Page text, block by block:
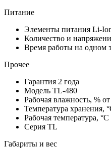
Питание
Элементы питания Li-
Количество и
Время работы на одном
Прочее
Гарантия 2 года
Модель TL-480
Рабочая влажность, %
Температура хранения,
Рабочая температура, °С
Серия TL
Габариты и вес